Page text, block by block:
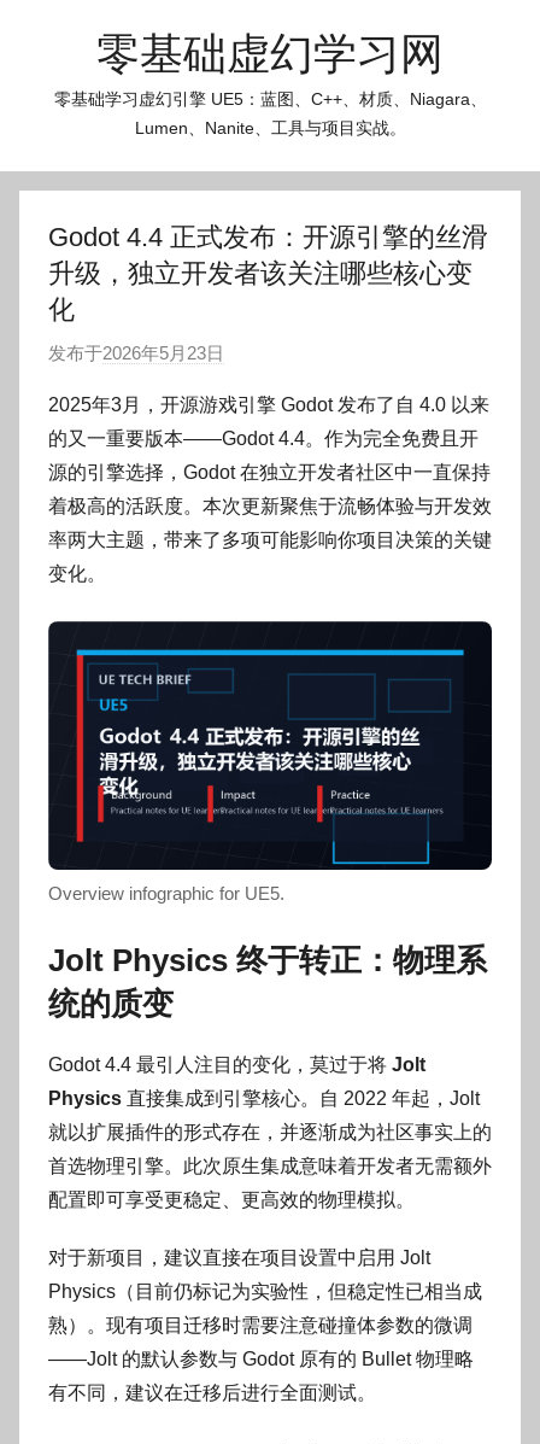
零基础虚幻学习网
零基础学习虚幻引擎 UE5：蓝图、C++、材质、Niagara、
Lumen、Nanite、工具与项目实战。
Godot 4.4 正式发布：开源引擎的丝滑
升级，独立开发者该关注哪些核心变
化
发布于2026年5月23日
:
O
k
g
o
o
2025年3月，开源游戏引擎 Godot 发布了自 4.0 以来
的又一重要版本——Godot 4.4。作为完全免费且开
源的引擎选择，Godot 在独立开发者社区中一直保持
着极高的活跃度。本次更新聚焦于流畅体验与开发效
率两大主题，带来了多项可能影响你项目决策的关键
变化。
Overview infographic for UE5.
Jolt Physics 终于转正：物理系
统的质变
Godot 4.4 最引人注目的变化，莫过于将 Jolt
Physics 直接集成到引擎核心。自 2022 年起，Jolt
就以扩展插件的形式存在，并逐渐成为社区事实上的
首选物理引擎。此次原生集成意味着开发者无需额外
配置即可享受更稳定、更高效的物理模拟。
对于新项目，建议直接在项目设置中启用 Jolt
Physics（目前仍标记为实验性，但稳定性已相当成
熟）。现有项目迁移时需要注意碰撞体参数的微调
——Jolt 的默认参数与 Godot 原有的 Bullet 物理略
有不同，建议在迁移后进行全面测试。